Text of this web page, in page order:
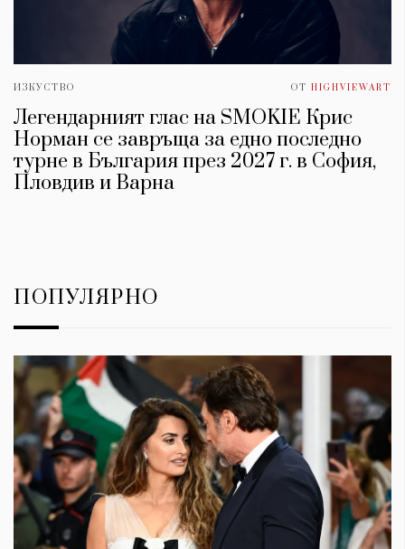
ИЗКУСТВО ОТ HIGHVIEWART
Легендарният глас на SMOKIE Крис
Норман се завръща за едно последно
турне в България през 2027 г. в София,
Пловдив и Варна
ПОПУЛЯРНО